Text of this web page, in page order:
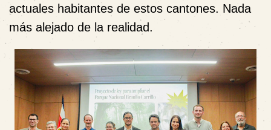
actuales habitantes de estos cantones. Nada
más alejado de la realidad.